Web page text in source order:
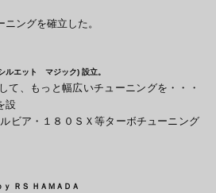
ングを確立した。
ルエット マジック) 設立。
て、もっと幅広いチューニングを・・・
設
ビア・１８０ＳＸ等ターボチューニング
ｙ ＲＳ ＨＡＭＡＤＡ